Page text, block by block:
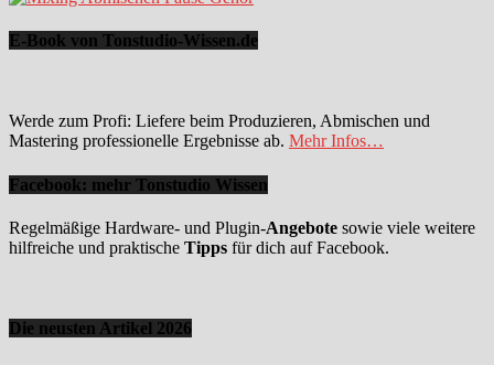
E-Book von Tonstudio-Wissen.de
Werde zum Profi: Liefere beim Produzieren, Abmischen und
Mastering professionelle Ergebnisse ab. Mehr Infos…
Facebook: mehr Tonstudio Wissen
Regelmäßige Hardware- und Plugin-Angebote sowie viele weitere
hilfreiche und praktische Tipps für dich auf Facebook.
Die neusten Artikel 2026